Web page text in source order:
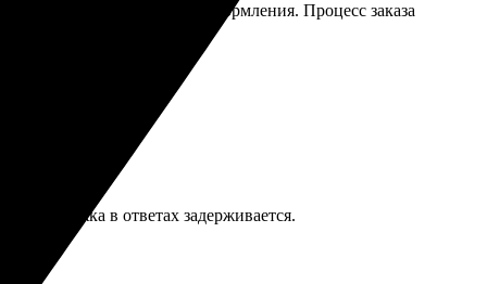
есть много вариантов оформления. Процесс заказа
в ответах задерживается.